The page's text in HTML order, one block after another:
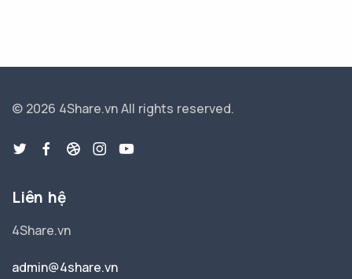
© 2026 4Share.vnAll rights reserved.
Liên hệ
4Share.vn
admin@4share.vn